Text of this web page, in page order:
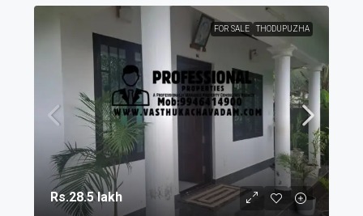
FOR SALE THODUPUZHA
Rs.28.5 lakh